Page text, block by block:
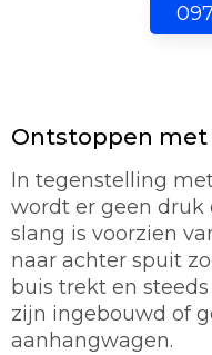
Ontstoppen
In tegenstelling
wordt er geen druk
slang is voorzien
naar achter spuit
buis trekt en
zijn ingebouwd of
aanhangwagen.